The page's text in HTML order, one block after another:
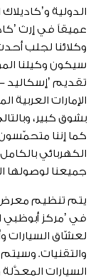
الدولية
عميقاً في إرث
وكلائنا لجلب
سيكون وكيلنا
الإمارات العربية
بشوق كبير،
كما إننا
الكهربائي
جميعنا لوصولها
في ’مركز أبوظبي
لعشّاق السيارات
والتقنيات.
السيارات المعدَّلة